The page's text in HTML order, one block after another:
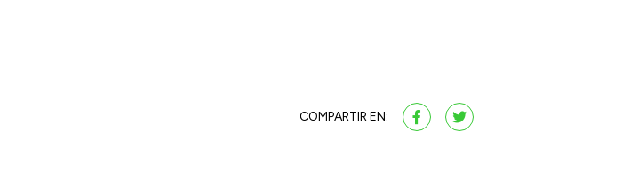
COMPARTIR EN: